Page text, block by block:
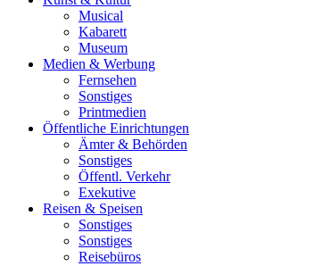
Musical
Kabarett
Museum
Medien & Werbung
Fernsehen
Sonstiges
Printmedien
Öffentliche Einrichtungen
Ämter & Behörden
Sonstiges
Öffentl. Verkehr
Exekutive
Reisen & Speisen
Sonstiges
Sonstiges
Reisebüros